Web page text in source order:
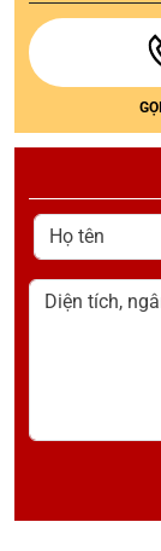
Họ tên
Diện tích, ngân